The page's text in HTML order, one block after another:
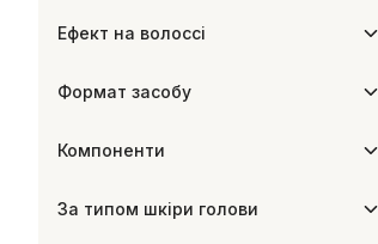
Ефект на волоссі
Формат засобу
Компоненти
За типом шкіри голови